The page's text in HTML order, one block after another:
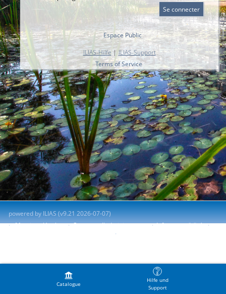
Catalogue
Hilfe und
Support
Se connecter
Espace Public
ILIAS-Hilfe| ILIAS-Support
Terms of Service
powered by ILIAS (v9.21 2026-07-07)
Mentions légales
Contacter l'administrateur
Info accessibilité